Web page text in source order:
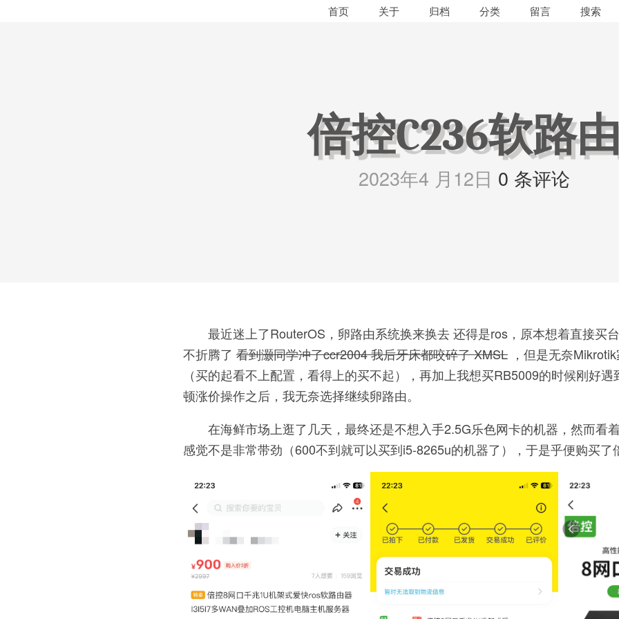
首页 关于 归档 分类 留言
倍控C236软路
2023年4 月12日 0 条评论
最近迷上了RouterOS，卵路由系统换来换去 还得是ros，原本想着直接买
不折腾了 看到灏同学冲了ccr2004 我后牙床都咬碎了 XMSL ，但是无奈
（买的起看不上配置，看得上的买不起），再加上我想买RB5009的时候刚好
顿涨价操作之后，我无奈选择继续卵路由。
在海鲜市场上逛了几天，最终还是不想入手2.5G乐色网卡的机器，然而看
感觉不是非常带劲（600不到就可以买到i5-8265u的机器了），于是乎便购买了